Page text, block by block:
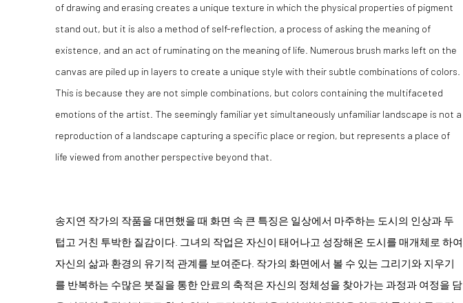
of drawing and erasing creates a unique texture in which the physical properties of pigment
stand out, but it is also a method of self-reflection, a process of asking the meaning of
existence, and an act of ruminating on the meaning of life. Numerous brush marks left on the
canvas are piled up in layers to create a unique style with their subtle combinations of colors.
This is because they are not simple combinations, but colors containing the multifaceted
emotions of the artist. The seemingly familiar yet simultaneously unfamiliar landscape is not a
reproduction of a landscape capturing a specific place or region, but represents a place of
life viewed from another perspective beyond that.
송지연 작가의 작품을 대면했을 때 화면 속 큰 특징은 일상에서 마주하는 도시의 인상과 두
텁고 거친 투박한 질감이다. 그녀의 작업은 자신이 태어나고 성장해온 도시를 매개체로 하여
자신의 삶과 환경의 유기적 관계를 보여준다. 작가의 화면에서 볼 수 있는 그리기와 지우기
를 반복하는 수많은 붓질을 통한 안료의 축적은 자신의 정체성을 찾아가는 과정과 여정을 담